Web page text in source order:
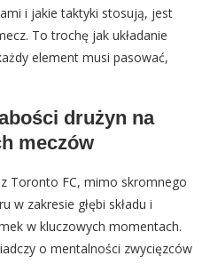
i jakie taktyki stosują, jest
To trochę jak układanie
element musi pasować,
drużyn na
meczów
Toronto FC, mimo skromnego
w zakresie głębi składu i
w kluczowych momentach.
o mentalności zwycięzców